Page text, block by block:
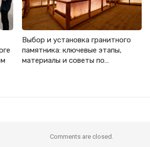
Выбор и установка гранитного
памятника: ключевые этапы,
материалы и советы по…
Comments are closed.